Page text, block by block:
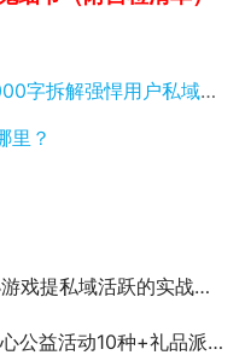
解强悍用户私域运营体系
里？
提私域活跃的实战策略
动10种+礼品派送活动方案)